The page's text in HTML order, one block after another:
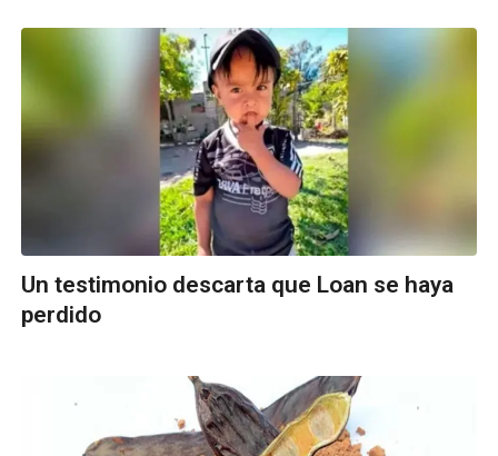
Un testimonio descarta que Loan se haya
perdido